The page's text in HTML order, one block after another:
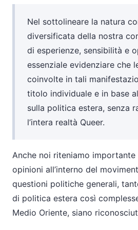
Nel sottolineare la natura
diversificata della nostra
di esperienze, sensibilità e
essenziale evidenziare che
coinvolte in tali
titolo individuale e in base
sulla politica estera, senza
l’intera realtà Queer.
Anche noi riteniamo importante
opinioni all’interno del
questioni politiche generali,
di politica estera così
Medio Oriente, siano